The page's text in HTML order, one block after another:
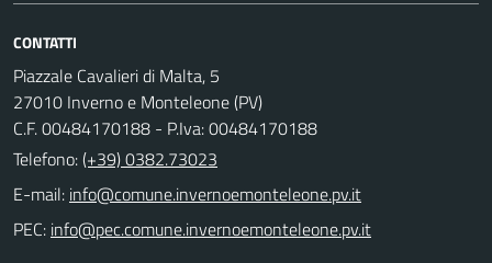
CONTATTI
Piazzale Cavalieri di Malta, 5
27010 Inverno e Monteleone (PV)
C.F. 00484170188 - P.Iva: 00484170188
Telefono:(+39) 0382.73023
E-mail:
PEC: